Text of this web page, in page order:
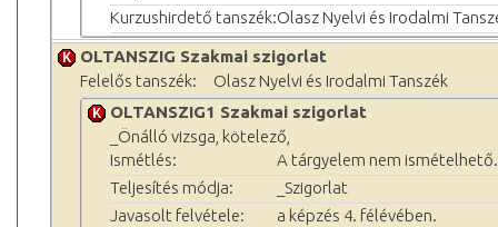
Kurzushirdető tanszék:Olasz Nyelvi és Irodalmi
OLTANSZIG Szakmai szigorlat
Felelős tanszék:
Olasz Nyelvi és Irodalmi Tanszék
OLTANSZIG1 Szakmai szigorlat
_Önálló vizsga, kötelező,
Ismétlés:
A tárgyelem nem ismételhető.
Teljesítés módja:
_Szigorlat
Javasolt felvétele:
a képzés 4. félévében.